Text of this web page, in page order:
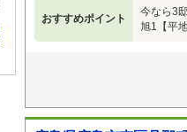
おすすめポイント
今なら3
旭1【平